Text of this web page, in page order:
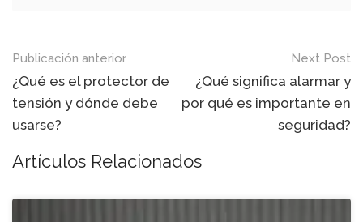
Mensaje
de
navegación
Publicación anterior
¿Qué es el protector de
tensión y dónde debe
usarse?
Next Post
¿Qué significa alarmar y
por qué es importante en
seguridad?
Artículos Relacionados